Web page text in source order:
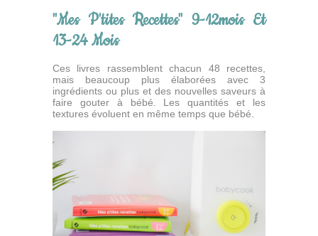
"Mes P'tites Recettes" 9-12mois Et
13-24 Mois
Ces livres rassemblent chacun 48 recettes,
mais beaucoup plus élaborées avec 3
ingrédients ou plus et des nouvelles saveurs à
faire gouter à bébé. Les quantités et les
textures évoluent en même temps que bébé.